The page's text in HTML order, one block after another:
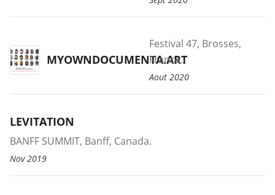
MYOWNDOCUMENTA.ART
Festival 47, Brosses,
France.
Aout 2020
LEVITATION
BANFF SUMMIT, Banff, Canada.
Nov 2019